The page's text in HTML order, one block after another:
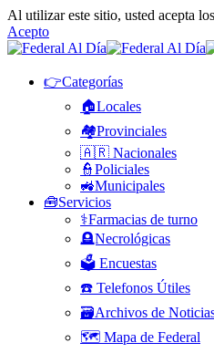
Al utilizar este sitio, usted acepta
Acepto
👉Categorías
🏠Locales
🏘️Provinciales
🇦🇷 Nacionales
👮Policiales
🚜Municipales
🧰Servicios
⚕️Farmacias de turno
🪦Necrológicas
🗳️ Encuestas
☎️ Telefonos Útiles
🗃️Archivos de
🗺️ Mapa de Federal